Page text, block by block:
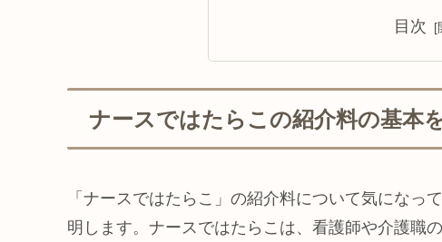
目次
ナースではたらこの紹介料の基本
「ナースではたらこ」の紹介料について気にな
明します。ナースではたらこは、看護師や介護職